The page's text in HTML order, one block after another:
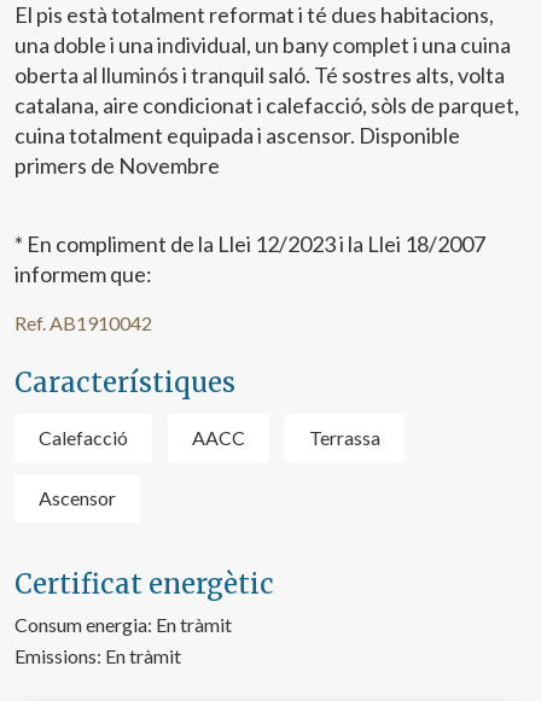
El pis està totalment reformat i té dues habitacions,
una doble i una individual, un bany complet i una cuina
oberta al lluminós i tranquil saló. Té sostres alts, volta
catalana, aire condicionat i calefacció, sòls de parquet,
cuina totalment equipada i ascensor. Disponible
primers de Novembre
* En compliment de la Llei 12/2023 i la Llei 18/2007
informem que:
Ref. AB1910042
Característiques
Calefacció AACC Terrassa
Ascensor
Certificat energètic
Consum energia: En tràmit
Emissions: En tràmit